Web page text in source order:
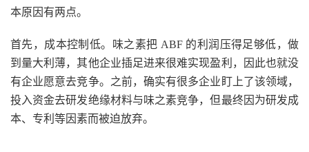
本原因有两点。
首先，成本控制低。味之素把 ABF 的利润压得足够低，做
到量大利薄，其他企业插足进来很难实现盈利，因此也就没
有企业愿意去竞争。之前，确实有很多企业盯上了该领域，
投入资金去研发绝缘材料与味之素竞争，但最终因为研发成
本、专利等因素而被迫放弃。